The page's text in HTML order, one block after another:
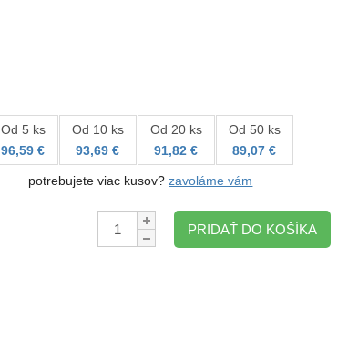
Od 5 ks
96,59 €
Od 10 ks
93,69 €
Od 20 ks
91,82 €
Od 50 ks
89,07 €
potrebujete viac kusov?zavoláme vám
Množstvo:
PRIDAŤ DO KOŠÍKA